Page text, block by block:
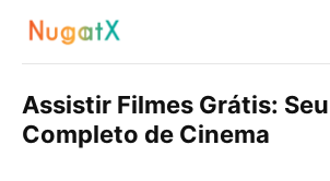
Assistir Filmes Grátis:
Completo de Cinema